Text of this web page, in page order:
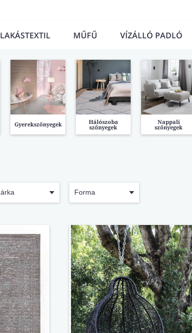
LAKÁSTEXTIL MŰFŰ VÍZÁLLÓ PADLÓ
Gyerekszőnyegek Hálószoba
szőnyegek
Nappali
szőnyegek